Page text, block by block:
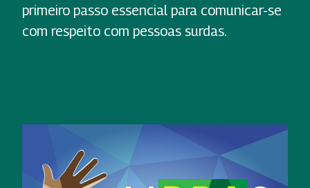
primeiro passo essencial para comunicar-se
com respeito com pessoas surdas.